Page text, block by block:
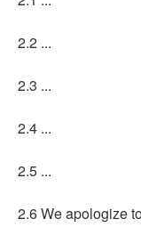
2.2 ...
2.3 ...
2.4 ...
2.5 ...
2.6 We apologize